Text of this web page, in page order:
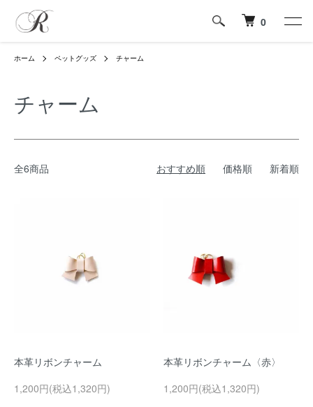
0
ホーム ペットグッズ チャーム
チャーム
全6商品 おすすめ順 価格順 新着順
本革リボンチャーム
1,200円(税込1,320円)
本革リボンチャーム〈赤〉
1,200円(税込1,320円)